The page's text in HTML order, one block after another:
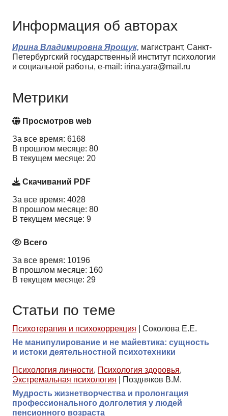
Информация об авторах
Ирина Владимировна Ярощук, магистрант, Санкт-
Петербургский государственный институт психологии
и социальной работы, e-mail: irina.yara@mail.ru
Метрики
Просмотров web
За все время: 6168
В прошлом месяце: 80
В текущем месяце: 20
Скачиваний PDF
За все время: 4028
В прошлом месяце: 80
В текущем месяце: 9
Всего
За все время: 10196
В прошлом месяце: 160
В текущем месяце: 29
Статьи по теме
Психотерапия и психокоррекция
Соколова Е.Е.
Не манипулирование и не майевтика: сущность
и истоки деятельностной психотехники
Психология личности, Психология здоровья,
Экстремальная психология
Поздняков В.М.
Мудрость жизнетворчества и пролонгация
профессионального долголетия у людей
пенсионного возраста